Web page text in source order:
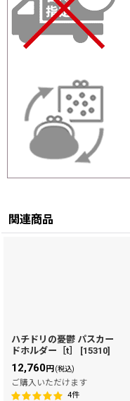
関連商品
ハチドリの憂鬱 パスカー
ドホルダー［t］
[15310]
12,760円(税込)
ご購入いただけます
4件